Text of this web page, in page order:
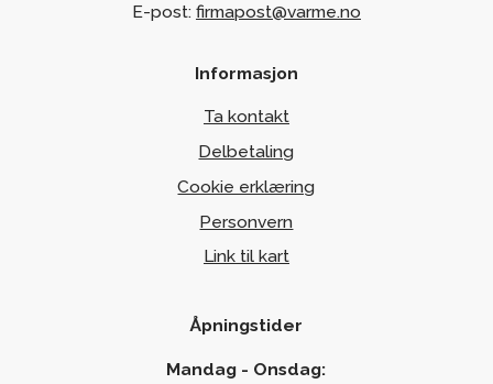
E-post: firmapost@varme.no
Informasjon
Ta kontakt
Delbetaling
Cookie erklæring
Personvern
Link til kart
Åpningstider
Mandag - Onsdag: